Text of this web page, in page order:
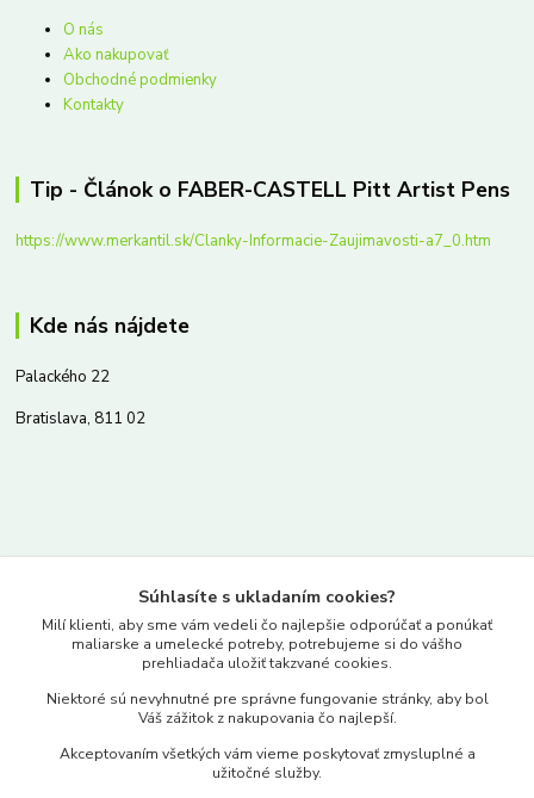
O nás
Ako nakupovať
Obchodné podmienky
Kontakty
Tip - Článok o FABER-CASTELL Pitt Artist Pens
https://www.merkantil.sk/Clanky-Informacie-Zaujimavosti-a7_0.htm
Kde nás nájdete
Palackého 22
Bratislava, 811 02
www.merkantil.sk
Pondelok-Piatok: 9.00-17.00hod.
objednavky@merkantil-obchod.sk
Súhlasíte s ukladaním cookies?
Milí klienti, aby sme vám vedeli čo najlepšie odporúčať a ponúkať
maliarske a umelecké potreby, potrebujeme si do vášho
prehliadača uložiť takzvané cookies.
Niektoré sú nevyhnutné pre správne fungovanie stránky, aby bol
Váš zážitok z nakupovania čo najlepší.
Akceptovaním všetkých vám vieme poskytovať zmysluplné a
užitočné služby.